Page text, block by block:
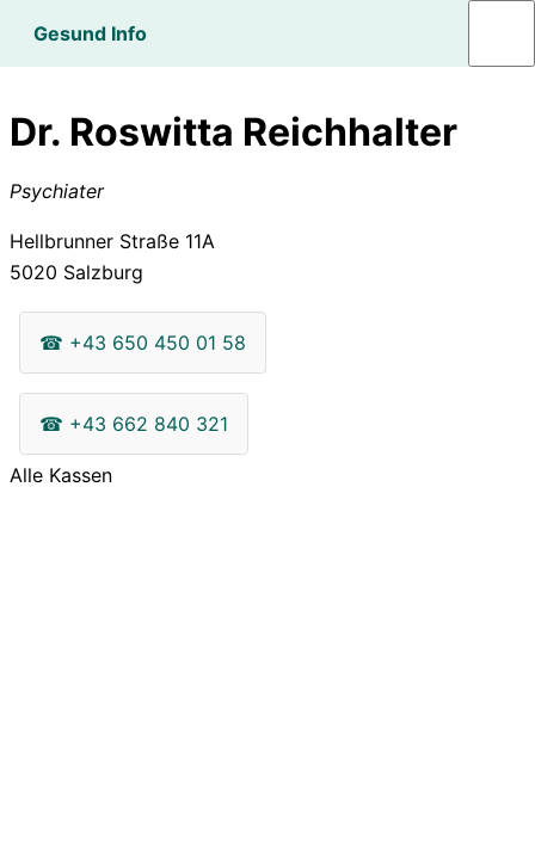
Gesund Info
Dr. Roswitta Reichhalter
Psychiater
Hellbrunner Straße 11A
5020 Salzburg
☎ +43 650 450 01 58
☎ +43 662 840 321
Alle Kassen